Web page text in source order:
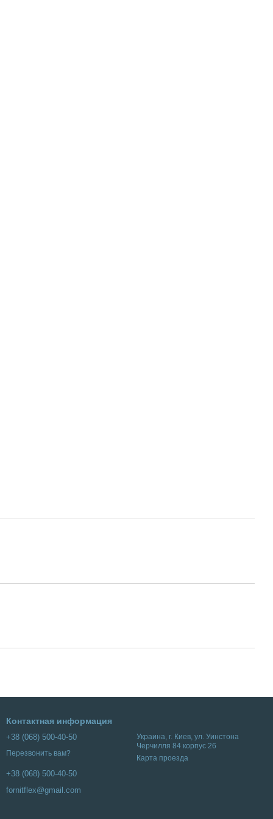
Контактная информация
+38 (068) 500-40-50
Перезвонить вам?
+38 (068) 500-40-50
fornitflex@gmail.com
Украина, г. Киев, ул. Уинстона
Черчилля 84 корпус 26
Карта проезда